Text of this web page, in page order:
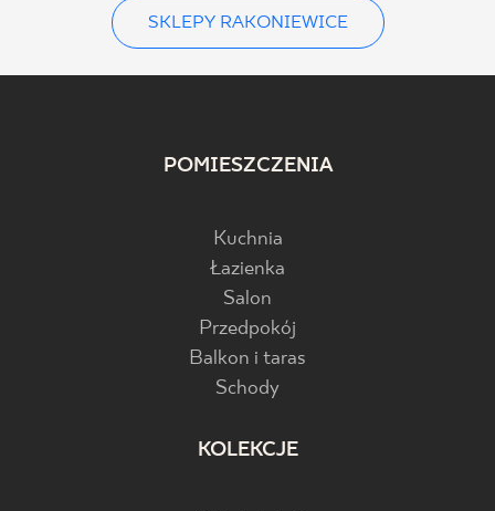
SKLEPY RAKONIEWICE
POMIESZCZENIA
Kuchnia
Łazienka
Salon
Przedpokój
Balkon i taras
Schody
KOLEKCJE